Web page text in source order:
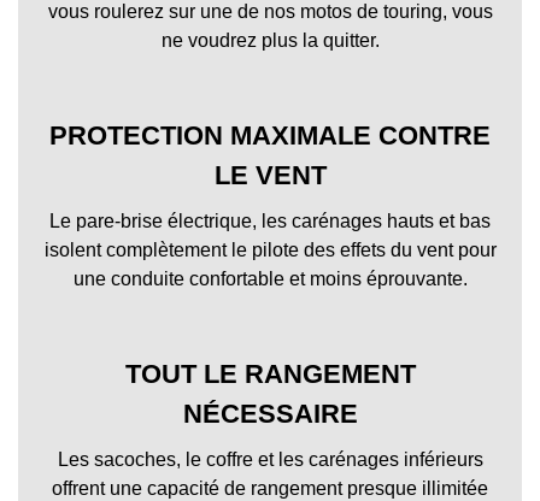
vous roulerez sur une de nos motos de touring, vous
ne voudrez plus la quitter.
PROTECTION MAXIMALE CONTRE
LE VENT
Le pare-brise électrique, les carénages hauts et bas
isolent complètement le pilote des effets du vent pour
une conduite confortable et moins éprouvante.
TOUT LE RANGEMENT
NÉCESSAIRE
Les sacoches, le coffre et les carénages inférieurs
offrent une capacité de rangement presque illimitée